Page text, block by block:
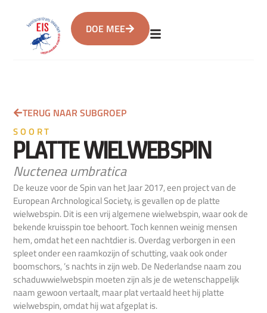
DOE MEE
TERUG NAAR SUBGROEP
SOORT
PLATTE WIELWEBSPIN
Nuctenea umbratica
De keuze voor de Spin van het Jaar 2017, een project van de
European Archnological Society, is gevallen op de platte
wielwebspin. Dit is een vrij algemene wielwebspin, waar ook de
bekende kruisspin toe behoort. Toch kennen weinig mensen
hem, omdat het een nachtdier is. Overdag verborgen in een
spleet onder een raamkozijn of schutting, vaak ook onder
boomschors, ’s nachts in zijn web. De Nederlandse naam zou
schaduwwielwebspin moeten zijn als je de wetenschappelijk
naam gewoon vertaalt, maar plat vertaald heet hij platte
wielwebspin, omdat hij wat afgeplat is.